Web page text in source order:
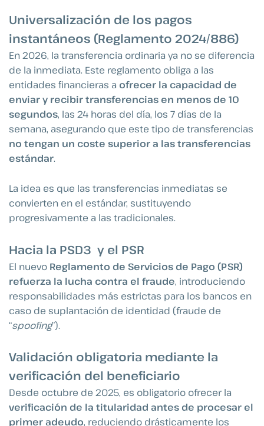
Universalización de los pagos
instantáneos (Reglamento 2024/886)
En 2026, la transferencia ordinaria ya no se diferencia
de la inmediata. Este reglamento obliga a las
entidades financieras a ofrecer la capacidad de
enviar y recibir transferencias en menos de 10
segundos, las 24 horas del día, los 7 días de la
semana, asegurando que este tipo de transferencias
no tengan un coste superior a las transferencias
estándar.
La idea es que las transferencias inmediatas se
convierten en el estándar, sustituyendo
progresivamente a las tradicionales.
Hacia la PSD3 y el PSR
El nuevo Reglamento de Servicios de Pago (PSR)
refuerza la lucha contra el fraude, introduciendo
responsabilidades más estrictas para los bancos en
caso de suplantación de identidad (fraude de
“spoofing”).
Validación obligatoria mediante la
verificación del beneficiario
Desde octubre de 2025, es obligatorio ofrecer la
verificación de la titularidad antes de procesar el
primer adeudo, reduciendo drásticamente los